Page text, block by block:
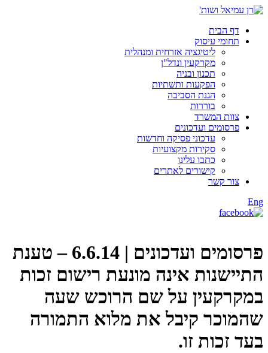
דף הבית
תחומי עיסוק
ליטיגציה אזרחית ומנהלית
מקרקעין ונדל"ן
תכנון ובניה
הפקעות ותשתיות
הגנת הסביבה
בוררות
צוות המשרד
פרסומים ועדכונים
עדכוני פסיקה וחדשות
סקירות מקצועיות
כתבו עלינו
קישורים לאתרים
צור קשר
Eng
פרסומים ועדכונים |
6.6.14 – טענת
התיישנות אינה מונעת רישום זכות
במקרקעין על שם הרוכש שעה
שהמוכר קיבל את מלוא התמורה
בעד זכות זו.